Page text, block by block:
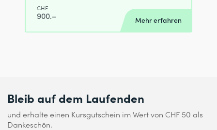
CHF
900.– Mehr erfahren
Bleib auf dem Laufenden
und erhalte einen Kursgutschein im Wert von CHF 50 als
Dankeschön.